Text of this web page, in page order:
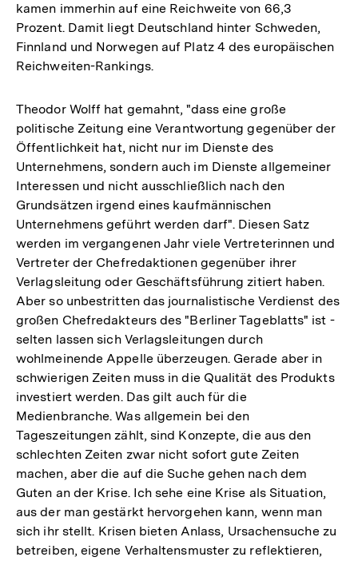
kamen immerhin auf eine Reichweite von 66,3
Prozent. Damit liegt Deutschland hinter Schweden,
Finnland und Norwegen auf Platz 4 des europäischen
Reichweiten-Rankings.
Theodor Wolff hat gemahnt, "dass eine große
politische Zeitung eine Verantwortung gegenüber der
Öffentlichkeit hat, nicht nur im Dienste des
Unternehmens, sondern auch im Dienste allgemeiner
Interessen und nicht ausschließlich nach den
Grundsätzen irgend eines kaufmännischen
Unternehmens geführt werden darf". Diesen Satz
werden im vergangenen Jahr viele Vertreterinnen und
Vertreter der Chefredaktionen gegenüber ihrer
Verlagsleitung oder Geschäftsführung zitiert haben.
Aber so unbestritten das journalistische Verdienst des
großen Chefredakteurs des "Berliner Tageblatts" ist -
selten lassen sich Verlagsleitungen durch
wohlmeinende Appelle überzeugen. Gerade aber in
schwierigen Zeiten muss in die Qualität des Produkts
investiert werden. Das gilt auch für die
Medienbranche. Was allgemein bei den
Tageszeitungen zählt, sind Konzepte, die aus den
schlechten Zeiten zwar nicht sofort gute Zeiten
machen, aber die auf die Suche gehen nach dem
Guten an der Krise. Ich sehe eine Krise als Situation,
aus der man gestärkt hervorgehen kann, wenn man
sich ihr stellt. Krisen bieten Anlass, Ursachensuche zu
betreiben, eigene Verhaltensmuster zu reflektieren,